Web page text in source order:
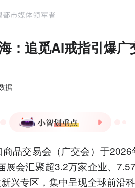
：追觅AI戒指引爆
据
穿戴专区，追觅AI智能戒指
首日签约破百万。
量破亿，登顶天猫、抖音双
品交易会（广交会）于
展会汇聚超3.2万家企业、
兴专区，集中呈现全球前沿科